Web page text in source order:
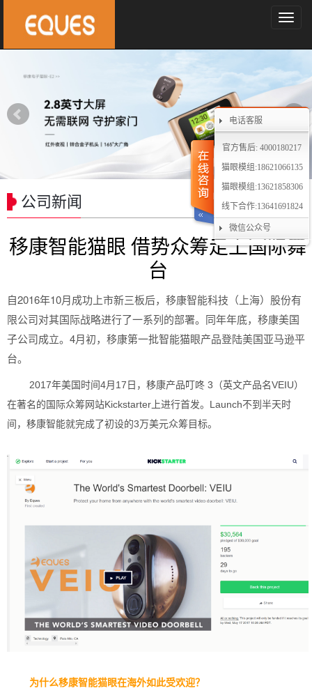
电话客服
官方售后: 4000180217
猫眼模组:18621066135
猫眼模组:13621858306
线下合作:13641691824
微信公众号
导
菜
公司新闻
移康智能猫眼 借势众筹走上国际舞
台
自2016年10月成功上市新三板后，移康智能科技（上海）股份有
限公司对其国际战略进行了一系列的部署。同年年底，移康美国
子公司成立。4月初，移康第一批智能猫眼产品登陆美国亚马逊平
台。
2017年美国时间4月17日，移康产品叮咚 3（英文产品名VEIU）
在著名的国际众筹网站Kickstarter上进行首发。Launch不到半天时
间，移康智能就完成了初设的3万美元众筹目标。
为什么移康智能猫眼在海外如此受欢迎？